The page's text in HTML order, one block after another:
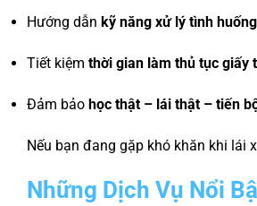
Hướng dẫn kỹ năng xử lý tình
Tiết kiệm thời gian làm thủ tục giấy
Đảm bảo học thật – lái thật – tiến
Nếu bạn đang gặp khó khăn khi lái
Những Dịch Vụ Nổi